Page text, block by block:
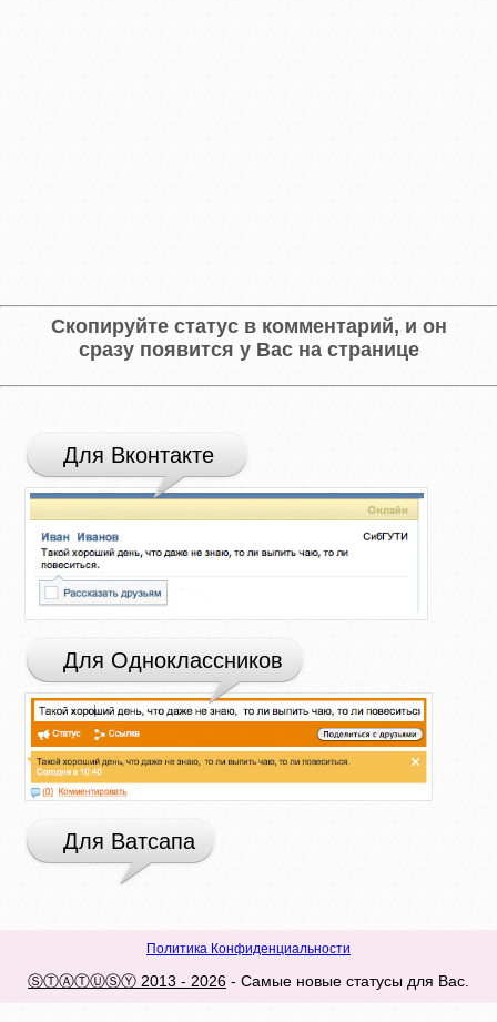
Скопируйте статус в комментарий, и он
сразу появится у Вас на странице
Для Вконтакте
Для Одноклассников
Для Ватсапа
Политика Конфиденциальности
ⓈⓉⒶⓉⓊⓈⓎ 2013 - 2026 - Самые новые статусы для Вас.